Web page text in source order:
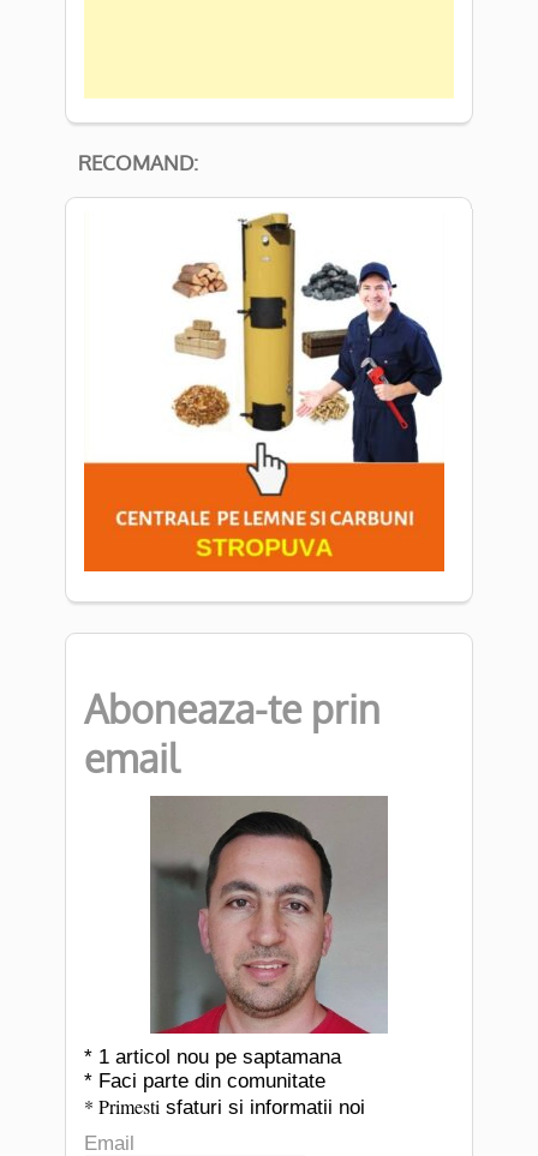
RECOMAND:
Aboneaza-te prin
email
* 1 articol nou pe saptamana
* Faci parte din comunitate
* Primesti sfaturi si informatii noi
Email